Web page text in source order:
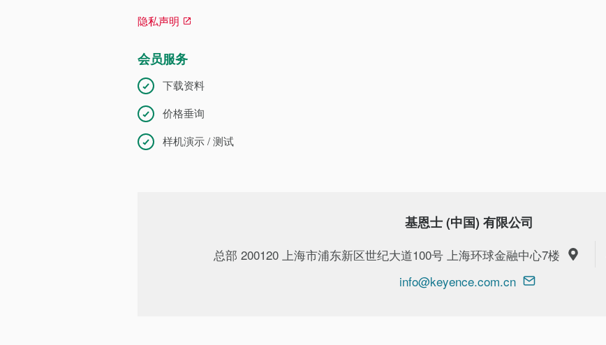
隐私声明
会员服务
下载资料
价格垂询
样机演示 / 测试
基恩士 (中国) 有限公司
总部 200120 上海市浦东新区世纪大道100号 上海环球金融中心7楼
info@keyence.com.cn